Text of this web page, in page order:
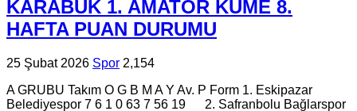
KARABÜK 1. AMATÖR KÜME 8.
HAFTA PUAN DURUMU
25 Şubat 2026 Spor 2,154
A GRUBU Takım O G B M A Y Av. P Form 1. Eskipazar
Belediyespor 7 6 1 0 63 7 56 19 2. Safranbolu Bağlarspor